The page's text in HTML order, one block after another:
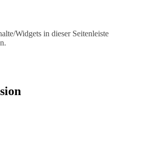
Widgets in dieser Seitenleiste